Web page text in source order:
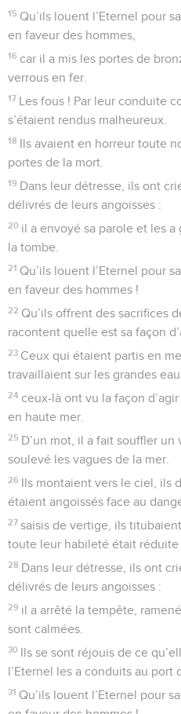
15 Qu’ils louent l’Eternel pour
en faveur des hommes,
16 car il a mis les portes de
verrous en fer.
17 Les fous ! Par leur conduite
s’étaient rendus malheureux.
18 Ils avaient en horreur toute
portes de la mort.
19 Dans leur détresse, ils ont
délivrés de leurs angoisses :
20 il a envoyé sa parole et les
la tombe.
21 Qu’ils louent l’Eternel pour
en faveur des hommes !
22 Qu’ils offrent des sacrifices
racontent quelle est sa façon
23 Ceux qui étaient partis en
travaillaient sur les grandes
24 ceux-là ont vu la façon
en haute mer.
25 D’un mot, il a fait souffler
soulevé les vagues de la mer.
26 Ils montaient vers le ciel, ils
étaient angoissés face au
27 saisis de vertige, ils
toute leur habileté était réduite
28 Dans leur détresse, ils ont
délivrés de leurs angoisses :
29 il a arrêté la tempête,
sont calmées.
30 Ils se sont réjouis de ce
l’Eternel les a conduits au port
31 Qu’ils louent l’Eternel pour